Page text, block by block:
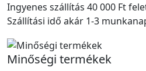
Ingyenes szállítás 40 000 Ft
Szállítási idő akár 1-3
Minőségi termékek